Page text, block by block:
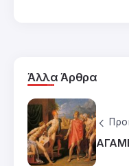
Άλλα Άρθρα